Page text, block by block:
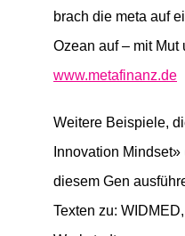
brach die meta auf
Ozean auf – mit Mut
www.metafinanz.de
Weitere Beispiele,
Innovation Mindset»
diesem Gen
Texten zu: